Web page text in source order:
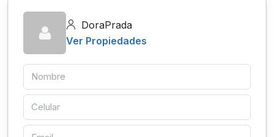
DoraPrada
Ver Propiedades